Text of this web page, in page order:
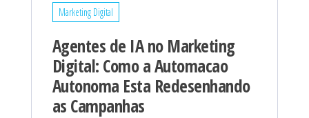
Marketing Digital
Agentes de IA no Marketing
Digital: Como a Automacao
Autonoma Esta Redesenhando
as Campanhas